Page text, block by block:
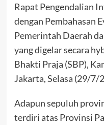
Rapat Pengendalian
dengan Pembahasan
Pemerintah Daerah
yang digelar secara
Bhakti Praja (SBP),
Jakarta, Selasa (29/7/
Adapun sepuluh
terdiri atas Provinsi